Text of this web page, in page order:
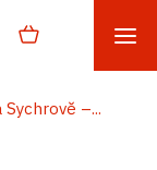
–...